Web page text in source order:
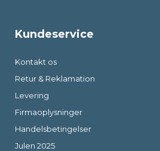
Kundeservice
Kontakt os
Retur & Reklamation
Levering
Firmaoplysninger
Handelsbetingelser
Julen 2025